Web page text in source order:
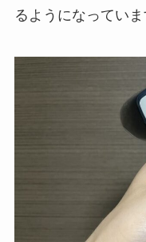
るようになっていま